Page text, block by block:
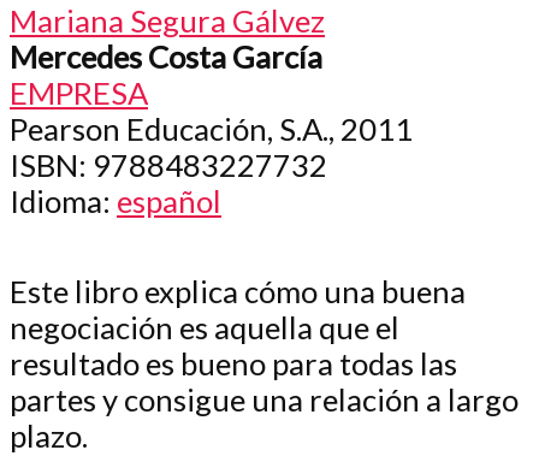
Mariana Segura Gálvez
Mercedes Costa García
EMPRESA
Pearson Educación, S.A., 2011
ISBN: 9788483227732
Idioma: español
Este libro explica cómo una buena
negociación es aquella que el
resultado es bueno para todas las
partes y consigue una relación a largo
plazo.